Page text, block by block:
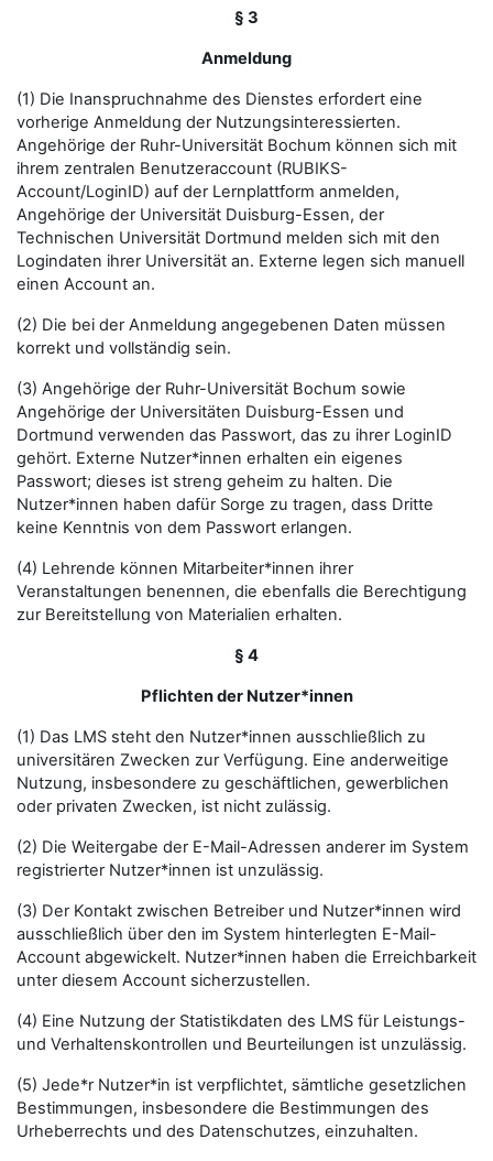
§ 3
Anmeldung
(1) Die Inanspruchnahme des Dienstes erfordert eine
vorherige Anmeldung der Nutzungsinteressierten.
Angehörige der Ruhr-Universität Bochum können sich mit
ihrem zentralen Benutzeraccount (RUBIKS-
Account/LoginID) auf der Lernplattform anmelden,
Angehörige der Universität Duisburg-Essen, der
Technischen Universität Dortmund melden sich mit den
Logindaten ihrer Universität an. Externe legen sich manuell
einen Account an.
(2) Die bei der Anmeldung angegebenen Daten müssen
korrekt und vollständig sein.
(3) Angehörige der Ruhr-Universität Bochum sowie
Angehörige der Universitäten Duisburg-Essen und
Dortmund verwenden das Passwort, das zu ihrer LoginID
gehört. Externe Nutzer*innen erhalten ein eigenes
Passwort; dieses ist streng geheim zu halten. Die
Nutzer*innen haben dafür Sorge zu tragen, dass Dritte
keine Kenntnis von dem Passwort erlangen.
(4) Lehrende können Mitarbeiter*innen ihrer
Veranstaltungen benennen, die ebenfalls die Berechtigung
zur Bereitstellung von Materialien erhalten.
§ 4
Pflichten der Nutzer*innen
(1) Das LMS steht den Nutzer*innen ausschließlich zu
universitären Zwecken zur Verfügung. Eine anderweitige
Nutzung, insbesondere zu geschäftlichen, gewerblichen
oder privaten Zwecken, ist nicht zulässig.
(2) Die Weitergabe der E-Mail-Adressen anderer im System
registrierter Nutzer*innen ist unzulässig.
(3) Der Kontakt zwischen Betreiber und Nutzer*innen wird
ausschließlich über den im System hinterlegten E-Mail-
Account abgewickelt. Nutzer*innen haben die Erreichbarkeit
unter diesem Account sicherzustellen.
(4) Eine Nutzung der Statistikdaten des LMS für Leistungs-
und Verhaltenskontrollen und Beurteilungen ist unzulässig.
(5) Jede*r Nutzer*in ist verpflichtet, sämtliche gesetzlichen
Bestimmungen, insbesondere die Bestimmungen des
Urheberrechts und des Datenschutzes, einzuhalten.